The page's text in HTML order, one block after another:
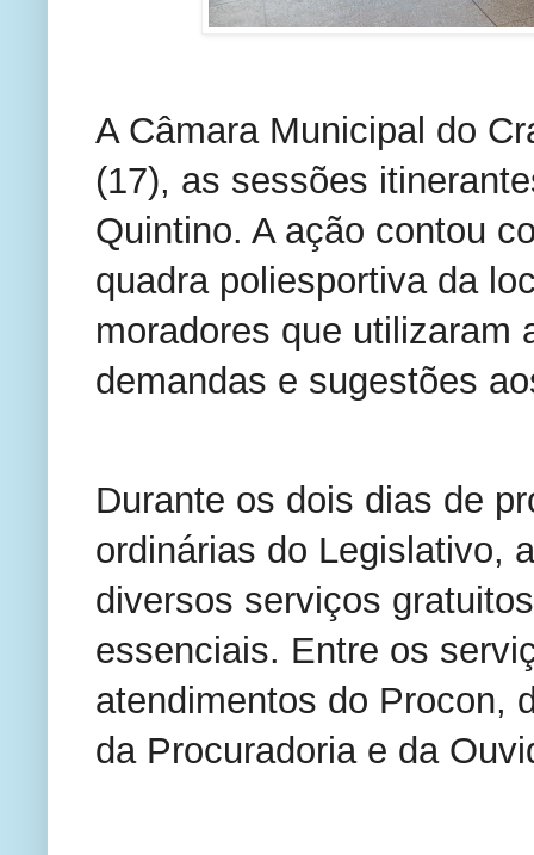
A Câmara Municipal do
(17), as sessões
Quintino. A ação contou
quadra poliesportiva da
moradores que utilizaram
demandas e sugestões
Durante os dois dias de
ordinárias do Legislativo,
diversos serviços
essenciais. Entre os
atendimentos do Procon,
da Procuradoria e da